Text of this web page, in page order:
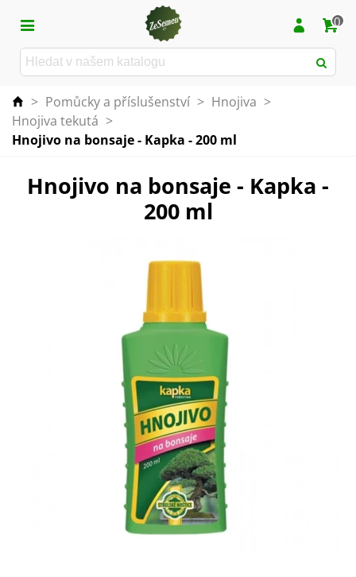
0
> Pomůcky a příslušenství > Hnojiva >
Hnojiva tekutá >
Hnojivo na bonsaje - Kapka - 200 ml
Hnojivo na bonsaje - Kapka -
200 ml